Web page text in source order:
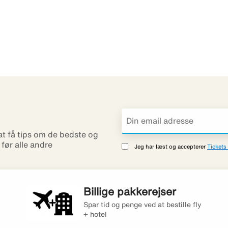
få tips om de bedste og
alle andre
Jeg har læst og accepterer Tickets
Billige pakkerejser
Spar tid og penge ved at bestille fly
+ hotel